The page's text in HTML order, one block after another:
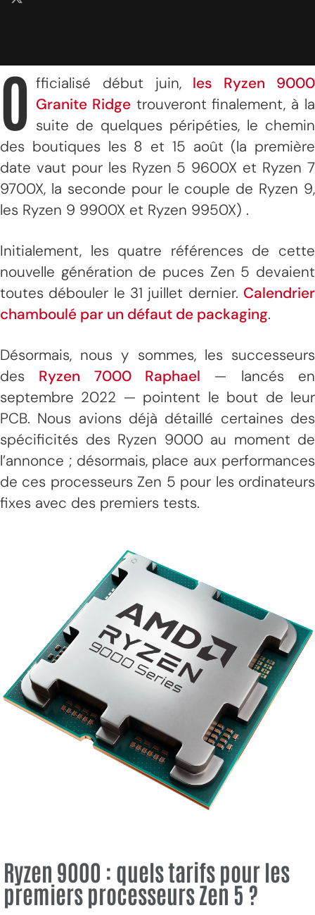
O fficialisé début juin, les Ryzen 9000
Granite Ridgetrouveront finalement, à la
suite de quelques péripéties, le chemin
des boutiques les 8 et 15 août (la première
date vaut pour les Ryzen 5 9600X et Ryzen 7
9700X, la seconde pour le couple de Ryzen 9,
les Ryzen 9 9900X et Ryzen 9950X) .
Initialement, les quatre références de cette
nouvelle génération de puces Zen 5 devaient
toutes débouler le 31 juillet dernier. Calendrier
chamboulé par un défaut de packaging.
Désormais, nous y sommes, les successeurs
des Ryzen 7000 Raphael — lancés en
septembre 2022 — pointent le bout de leur
PCB. Nous avions déjà détaillé certaines des
spécificités des Ryzen 9000 au moment de
l’annonce ; désormais, place aux performances
de ces processeurs Zen 5 pour les ordinateurs
fixes avec des premiers tests.
Ryzen 9000 : quels tarifs pour les
premiers processeurs Zen 5 ?